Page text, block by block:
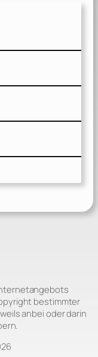
bestimmter
anbei oder darin